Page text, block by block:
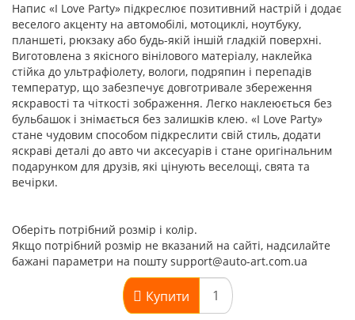
Напис «I Love Party» підкреслює позитивний настрій і додає
веселого акценту на автомобілі, мотоциклі, ноутбуку,
планшеті, рюкзаку або будь-якій іншій гладкій поверхні.
Виготовлена з якісного вінілового матеріалу, наклейка
стійка до ультрафіолету, вологи, подряпин і перепадів
температур, що забезпечує довготривале збереження
яскравості та чіткості зображення. Легко наклеюється без
бульбашок і знімається без залишків клею. «I Love Party»
стане чудовим способом підкреслити свій стиль, додати
яскраві деталі до авто чи аксесуарів і стане оригінальним
подарунком для друзів, які цінують веселощі, свята та
вечірки.
Оберіть потрібний розмір і колір.
Якщо потрібний розмір не вказаний на сайті, надсилайте
бажані параметри на пошту support@auto-art.com.ua
Купити